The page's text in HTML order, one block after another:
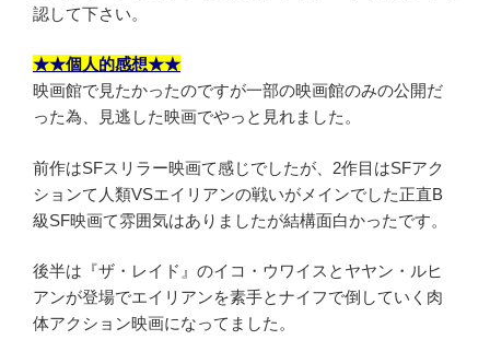
認して下さい。
★★個人的感想★★
映画館で見たかったのですが一部の映画館のみの公開だ
った為、見逃した映画でやっと見れました。
前作はSFスリラー映画て感じでしたが、2作目はSFアク
ションて人類VSエイリアンの戦いがメインでした正直B
級SF映画て雰囲気はありましたが結構面白かったです。
後半は『ザ・レイド』のイコ・ウワイスとヤヤン・ルヒ
アンが登場でエイリアンを素手とナイフで倒していく肉
体アクション映画になってました。